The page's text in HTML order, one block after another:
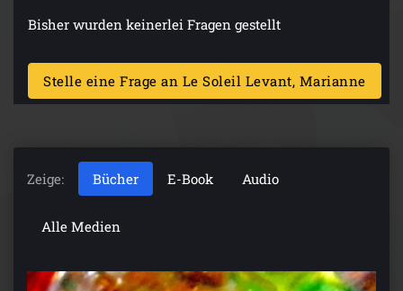
Bisher wurden keinerlei Fragen gestellt
Stelle eine Frage an Le Soleil Levant, Marianne
Zeige: Bücher E-Book Audio
Alle Medien